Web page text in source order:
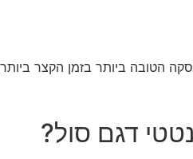
הטובה ביותר בזמן הקצר
דגם סול?